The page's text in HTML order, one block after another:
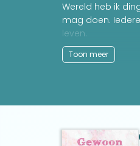
Wereld heb ik
mag doen.
leven.
Mijn hele
boek ‘Gewoon
Toos.
Toon meer